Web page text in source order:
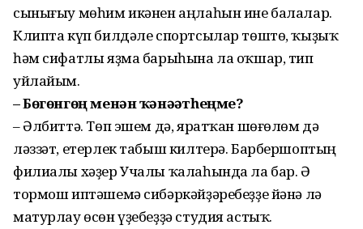
сынығыу мөһим икәнен аңлаһын ине балалар.
Клипта күп билдәле спортсылар төштө, ҡыҙыҡ
һәм сифатлы яҙма барыһына ла оҡшар, тип
уйлайым.
– Бөгөнгөң менән ҡәнәғәт­һеңме?
– Әлбиттә. Төп эшем дә, ярат­ҡан шөғөлөм дә
ләззәт, етерлек табыш килтерә. Барбершоптың
филиалы хәҙер Учалы ҡалаһында ла бар. Ә
тормош иптәшемә сибәркәйҙәребеҙҙе йәнә лә
матурлау өсөн үҙебеҙҙә студия астыҡ.